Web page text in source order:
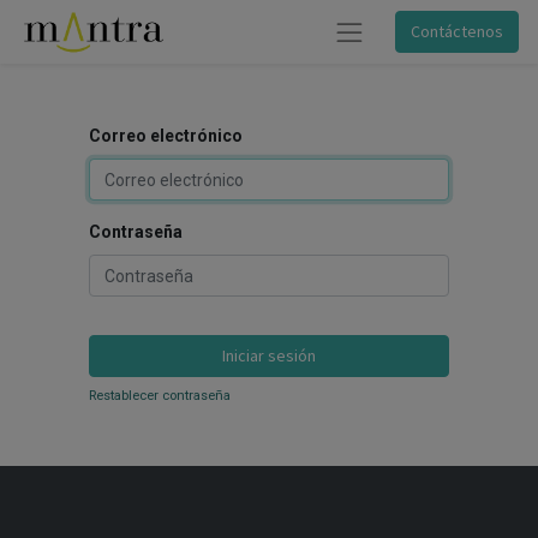
Contáctenos
Correo electrónico
Contraseña
Iniciar sesión
Restablecer contraseña